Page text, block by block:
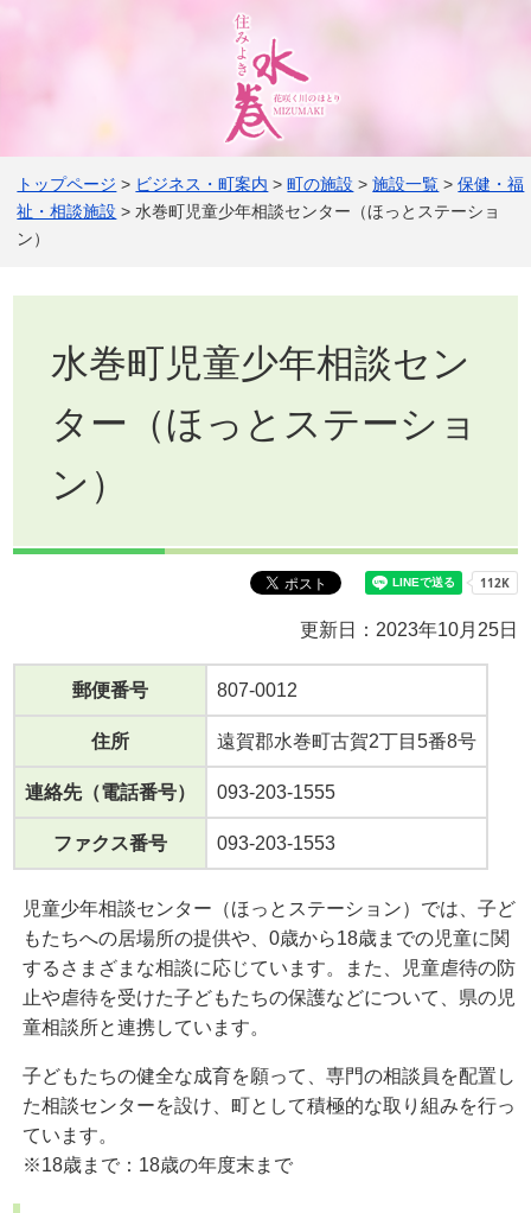
トップページ > ビジネス・町案内 >町の施設 >施設一覧 >保健・福
祉・相談施設 > 水巻町児童少年相談センター（ほっとステーショ
ン）
水巻町児童少年相談セン
ター（ほっとステーショ
ン）
更新日：2023年10月25日
郵便番号 807-0012
住所 遠賀郡水巻町古賀2丁目5番8号
連絡先（電話番号） 093-203-1555
ファクス番号 093-203-1553
児童少年相談センター（ほっとステーション）では、子ど
もたちへの居場所の提供や、0歳から18歳までの児童に関
するさまざまな相談に応じています。また、児童虐待の防
止や虐待を受けた子どもたちの保護などについて、県の児
童相談所と連携しています。
子どもたちの健全な成育を願って、専門の相談員を配置し
た相談センターを設け、町として積極的な取り組みを行っ
ています。
※18歳まで：18歳の年度末まで